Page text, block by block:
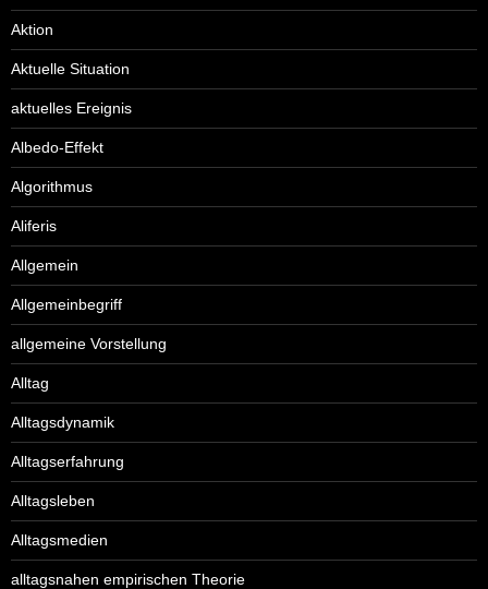
Aktion
Aktuelle Situation
aktuelles Ereignis
Albedo-Effekt
Algorithmus
Aliferis
Allgemein
Allgemeinbegriff
allgemeine Vorstellung
Alltag
Alltagsdynamik
Alltagserfahrung
Alltagsleben
Alltagsmedien
alltagsnahen empirischen Theorie